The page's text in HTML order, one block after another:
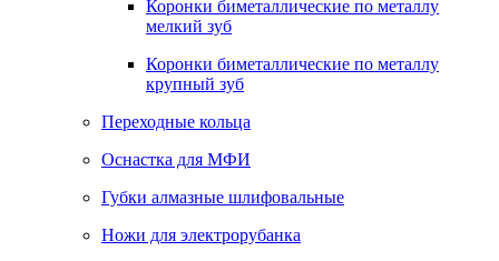
Коронки биметаллические по металлу
мелкий зуб
Коронки биметаллические по металлу
крупный зуб
Переходные кольца
Оснастка для МФИ
Губки алмазные шлифовальные
Ножи для электрорубанка